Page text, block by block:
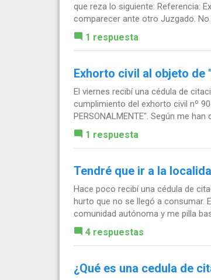
que reza lo siguiente: Referencia:
comparecer ante otro Juzgado. No
1 respuesta
Exhorto civil al objeto
El viernes recibí una cédula de
cumplimiento del exhorto civil nº
PERSONALMENTE". Según me
1 respuesta
Tendré que ir a la
Hace poco recibí una cédula de
hurto que no se llegó a consumar.
comunidad autónoma y me pilla
4 respuestas
¿Qué es una cedula de